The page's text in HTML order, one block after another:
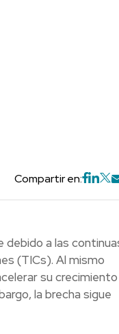
Compartir en:
debido a las
(TICs). Al mismo
su crecimiento
la brecha sigue